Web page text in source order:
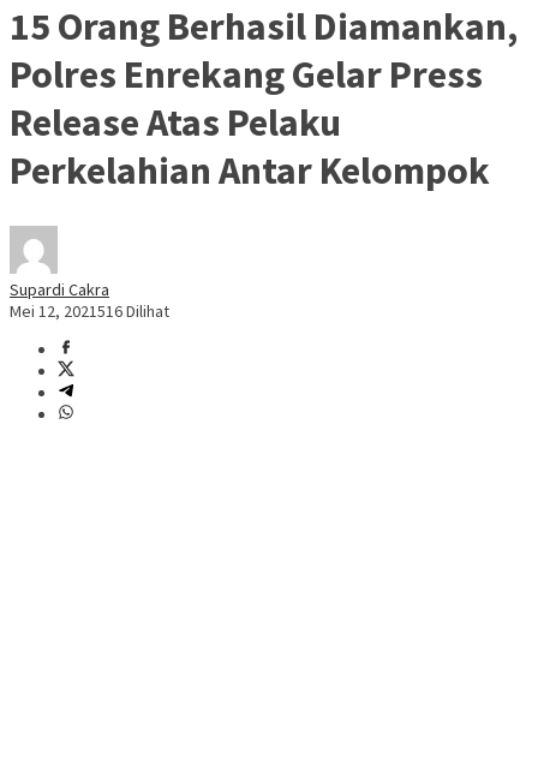
15 Orang Berhasil Diamankan,
Polres Enrekang Gelar Press
Release Atas Pelaku
Perkelahian Antar Kelompok
Supardi Cakra
Mei 12, 2021516 Dilihat